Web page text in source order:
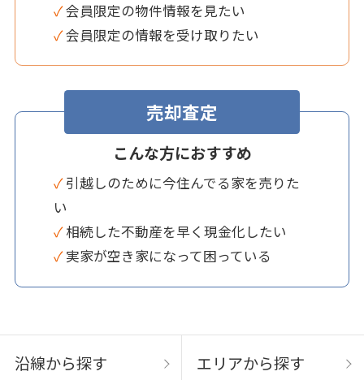
✓ 会員限定の物件情報を見たい
✓ 会員限定の情報を受け取りたい
売却査定
こんな方におすすめ
✓ 引越しのために今住んでる家を売りた
い
✓ 相続した不動産を早く現金化したい
✓ 実家が空き家になって困っている
沿線から探す エリアから探す